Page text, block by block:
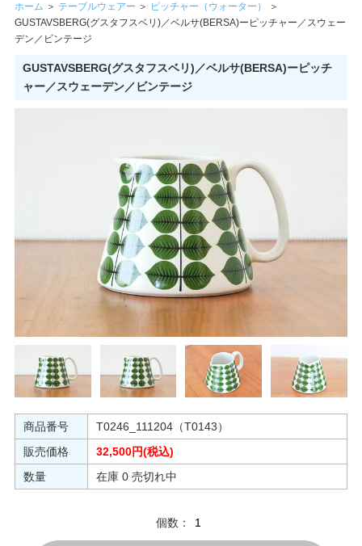
ホーム ＞ テーブルウェアー ＞ ピッチャー（ウォーター）
＞
GUSTAVSBERG(グスタフスベリ)／ベルサ(BERSA)ーピッチャー／スウェー
デン／ビンテージ
GUSTAVSBERG(グスタフスベリ)／ベルサ(BERSA)ーピッチ
ャー／スウェーデン／ビンテージ
商品番号
T0246_111204（T0143）
販売価格
32,500円(税込)
数量
在庫 0 売切れ中
個数：